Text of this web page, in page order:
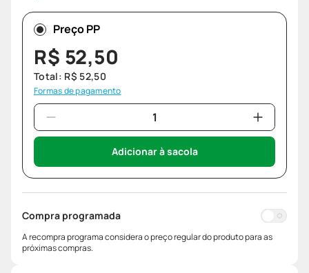
Preço PP
R$ 52,50
Total: R$ 52,50
Formas de pagamento
Adicionar à sacola
Compra programada
A recompra programa considera o preço regular do produto para as
próximas compras.